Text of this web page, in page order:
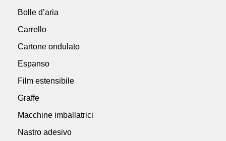
Bolle d’aria
Carrello
Cartone ondulato
Espanso
Film estensibile
Graffe
Macchine imballatrici
Nastro adesivo